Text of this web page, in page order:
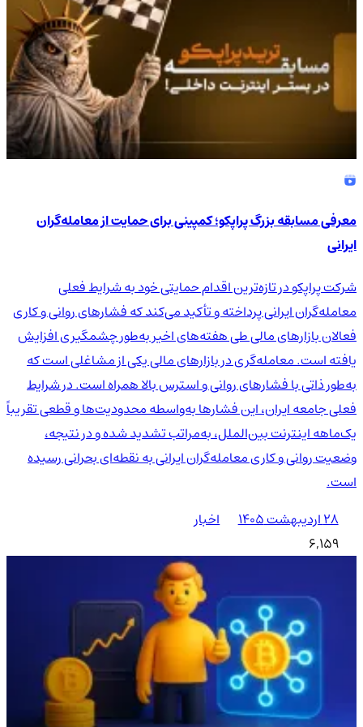
معرفی مسابقه بزرگ پراپکو؛ کمپینی برای حمایت از معامله‌گران
ایرانی
شرکت پراپکو در تازه‌ترین اقدام حمایتی خود به شرایط فعلی
معامله‌گران ایرانی پرداخته و تأکید می‌کند که فشارهای روانی و کاری
فعالان بازارهای مالی طی هفته‌های اخیر به‌طور چشمگیری افزایش
یافته است. معامله‌گری در بازارهای مالی یکی از مشاغلی است که
به‌طور ذاتی با فشارهای روانی و استرس بالا همراه است. در شرایط
فعلی جامعه ایران، این فشارها به‌واسطه محدودیت‌ها و قطعی تقریباً
یک‌ماهه اینترنت بین‌الملل، به‌مراتب تشدید شده و در نتیجه،
وضعیت روانی و کاری معامله‌گران ایرانی به نقطه‌ای بحرانی رسیده
است.
۲۸ اردیبهشت ۱۴۰۵
اخبار
6,159